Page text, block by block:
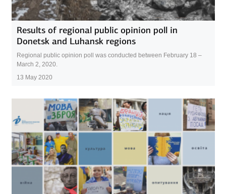
Results of regional public opinion poll in
Donetsk and Luhansk regions
Regional public opinion poll was conducted between February 18 –
March 2, 2020.
13 May 2020